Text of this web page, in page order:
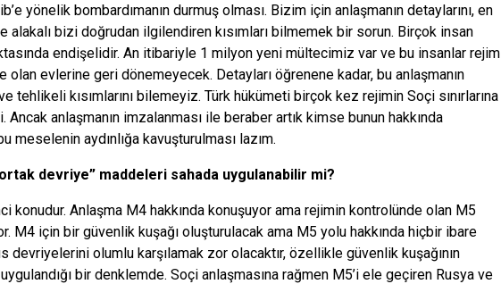
yönelik bombardımanın durmuş olması. Bizim için anlaşmanın detaylarını, en
alakalı bizi doğrudan ilgilendiren kısımları bilmemek bir sorun. Birçok insan
endişelidir. An itibariyle 1 milyon yeni mültecimiz var ve bu insanlar rejim
evlerine geri dönemeyecek. Detayları öğrenene kadar, bu anlaşmanın
tehlikeli kısımlarını bilemeyiz. Türk hükümeti birçok kez rejimin Soçi sınırlarına
anlaşmanın imzalanması ile beraber artık kimse bunun hakkında
meselenin aydınlığa kavuşturulması lazım.
devriye” maddeleri sahada uygulanabilir mi?
konudur. Anlaşma M4 hakkında konuşuyor ama rejimin kontrolünde olan M5
M4 için bir güvenlik kuşağı oluşturulacak ama M5 yolu hakkında hiçbir ibare
devriyelerini olumlu karşılamak zor olacaktır, özellikle güvenlik kuşağının
bir denklemde. Soçi anlaşmasına rağmen M5’i ele geçiren Rusya ve